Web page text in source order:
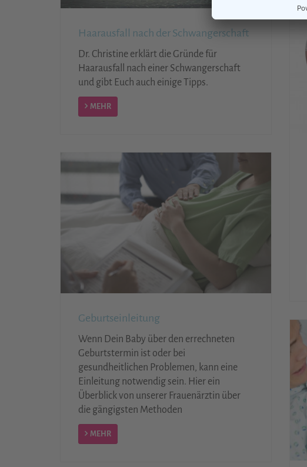
Haarausfall nach der Schwangerschaft
Dr. Christine erklärt die Gründe für
Haarausfall nach einer Schwangerschaft
und gibt Euch auch einige Tipps.
MEHR
Geburtseinleitung
Wenn Dein Baby über den errechneten
Geburtstermin ist oder bei
gesundheitlichen Problemen, kann eine
Einleitung notwendig sein. Hier ein
Überblick von unserer Frauenärztin über
die gängigsten Methoden
MEHR